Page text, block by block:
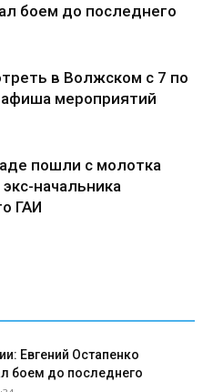
боем до последнего
в Волжском с 7 по
афиша мероприятий
пошли с молотка
экс-начальника
ГАИ
Евгений Остапенко
боем до последнего